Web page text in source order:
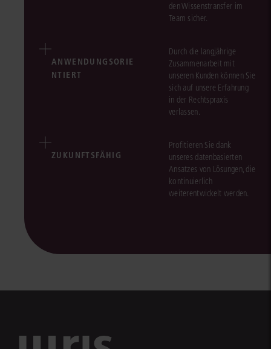
den Wissenstransfer im
Team sicher.
ANWENDUNGSORIE
NTIERT
Durch die langjährige
Zusammenarbeit mit
unseren Kunden können Sie
sich auf unsere Erfahrung
in der Rechtspraxis
verlassen.
ZUKUNFTSFÄHIG
Profitieren Sie dank
unseres datenbasierten
Ansatzes von Lösungen, die
kontinuierlich
weiterentwickelt werden.